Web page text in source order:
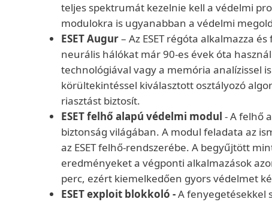
teljes spektrumát kezelnie kell a védelmi
modulokra is ugyanabban a védelmi
ESET Augur– Az ESET régóta alkalmazza
neurális hálókat már 90-es évek óta
technológiával vagy a memória analízissel
körültekintéssel kiválasztott osztályozó
riasztást biztosít.
ESET felhő alapú védelmi modul - A felhő
biztonság világában. A modul feladata az
az ESET felhő-rendszerébe. A begyűjtött
eredményeket a végponti alkalmazások
perc, ezért kiemelkedően gyors védelmet
ESET exploit blokkoló -A fenyegetésekkel